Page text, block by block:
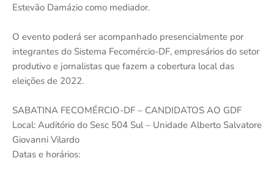
Estevão Damázio como mediador.
O evento poderá ser acompanhado presencialmente por
integrantes do Sistema Fecomércio-DF, empresários do setor
produtivo e jornalistas que fazem a cobertura local das
eleições de 2022.
SABATINA FECOMÉRCIO-DF – CANDIDATOS AO GDF
Local: Auditório do Sesc 504 Sul – Unidade Alberto Salvatore
Giovanni Vilardo
Datas e horários: